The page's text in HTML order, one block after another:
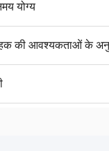
योग्य
की आवश्यकताओं के